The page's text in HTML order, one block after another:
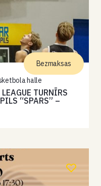
halle
TURNĪRS
“SPARS” –
Bezmaksas